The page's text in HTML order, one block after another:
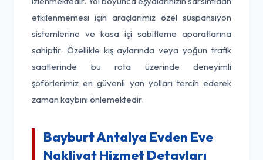
etkilenmemesi için araçlarımız özel süspansiyon
sistemlerine ve kasa içi sabitleme aparatlarına
sahiptir. Özellikle kış aylarında veya yoğun trafik
saatlerinde bu rota üzerinde deneyimli
şoförlerimiz en güvenli yan yolları tercih ederek
zaman kaybını önlemektedir.
Bayburt Antalya Evden Eve
Nakliyat Hizmet Detayları